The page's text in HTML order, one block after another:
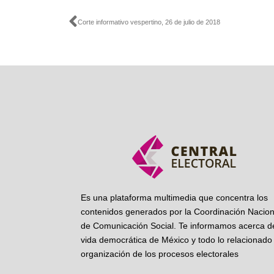
Ant
Corte informativo vespertino, 26 de julio de 2018
Es una plataforma multimedia que concentra los
contenidos generados por la Coordinación
de Comunicación Social. Te informamos acerca
vida democrática de México y todo lo relacionado
organización de los procesos electorales